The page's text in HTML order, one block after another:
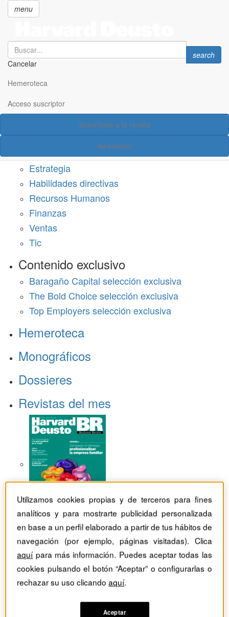
principal
menu
Search
Cancelar
Search
search
Hemeroteca
Acceso suscriptor
Suscríbete a la revista
Newsletter
Acceso suscriptor
Estrategia
Habilidades directivas
Recursos Humanos
Finanzas
Ventas
Tic
Contenido exclusivo
Baragaño Capital selección exclusiva
The Bold Choice selección exclusiva
Top Employers selección exclusiva
Hemeroteca
Monográficos
Dossieres
Revistas del mes
Utilizamos cookies propias y de terceros para fines
analíticos y para mostrarte publicidad personalizada
en base a un perfil elaborado a partir de tus hábitos de
navegación (por ejemplo, páginas visitadas). Clica
aquípara más información. Puedes aceptar todas las
cookies pulsando el botón “Aceptar” o configurarlas o
rechazar su uso clicandoaquí.
Aceptar